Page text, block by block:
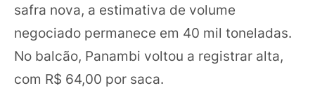
safra nova, a estimativa de volume
negociado permanece em 40 mil toneladas.
No balcão, Panambi voltou a registrar alta,
com R$ 64,00 por saca.